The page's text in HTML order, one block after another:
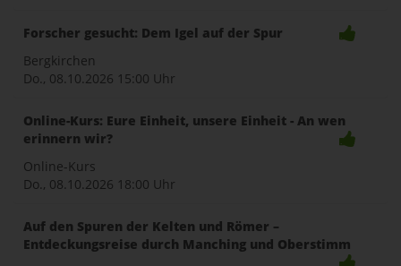
Forscher gesucht: Dem Igel auf der Spur
Bergkirchen
Do., 08.10.2026 15:00 Uhr
Online-Kurs: Eure Einheit, unsere Einheit - An wen
erinnern wir?
Online-Kurs
Do., 08.10.2026 18:00 Uhr
Auf den Spuren der Kelten und Römer –
Entdeckungsreise durch Manching und Oberstimm